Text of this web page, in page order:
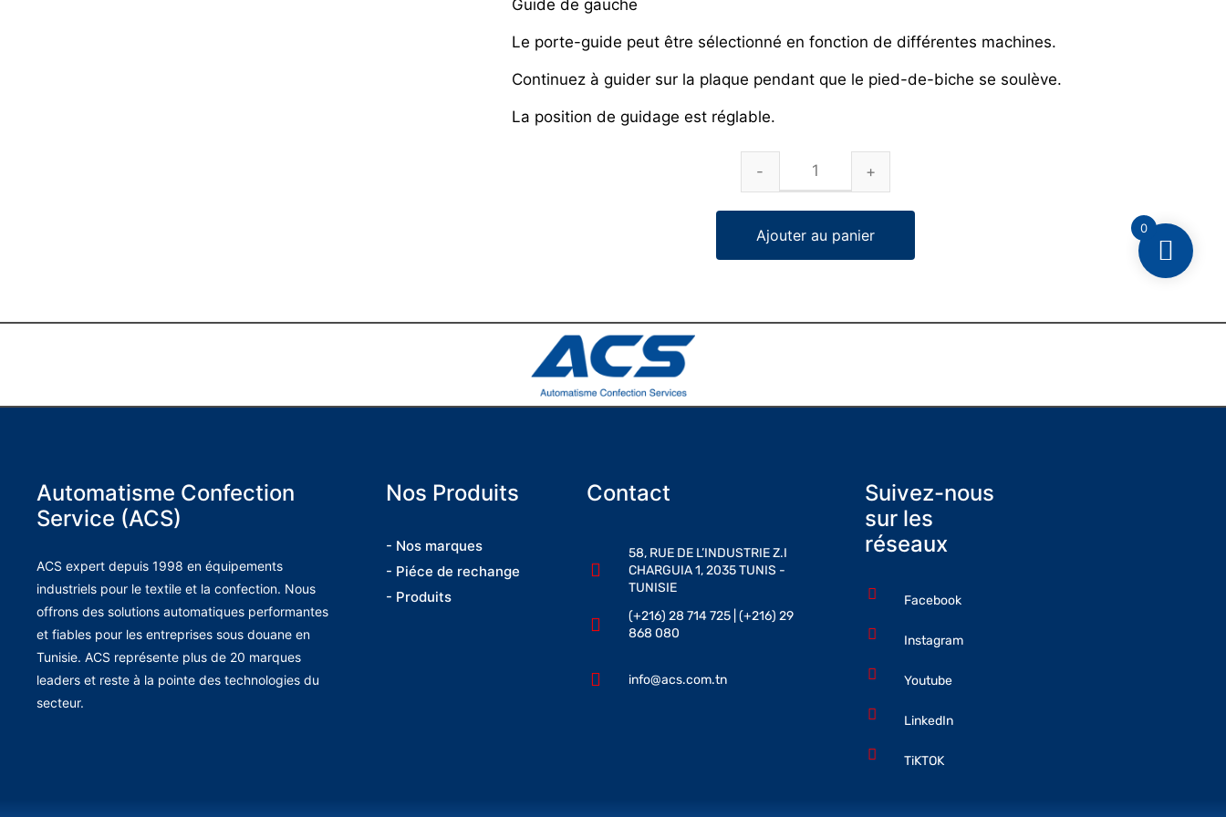
Guide de gauche
Le porte-guide peut être sélectionné en fonction de différentes machines.
Continuez à guider sur la plaque pendant que le pied-de-biche se soulève.
La position de guidage est réglable.
Ajouter au panier
Automatisme Confection
Service (ACS)
ACS expert depuis 1998 en équipements
industriels pour le textile et la confection. Nous
offrons des solutions automatiques performantes
et fiables pour les entreprises sous douane en
Tunisie. ACS représente plus de 20 marques
leaders et reste à la pointe des technologies du
secteur.
Nos Produits
- Nos marques
- Piéce de rechange
- Produits
Contact
58, RUE DE L’INDUSTRIE Z.I
CHARGUIA 1, 2035 TUNIS -
TUNISIE
(+216) 28 714 725 | (+216) 29
868 080
info@acs.com.tn
Suivez-nous
sur les
réseaux
Facebook
Instagram
Youtube
LinkedIn
TiKTOK
0